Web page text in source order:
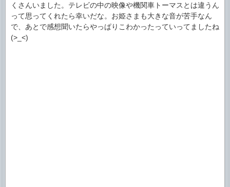
くさんいました。テレビの中の映像や機関車トーマスとは違うん
って思ってくれたら幸いだな。お姫さまも大きな音が苦手なん
で、あとで感想聞いたらやっぱりこわかったっていってましたね
(>_<)